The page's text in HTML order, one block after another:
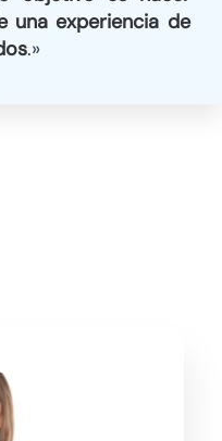
una experiencia de
.»